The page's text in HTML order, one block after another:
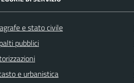
e stato civile
pubblici
e urbanistica